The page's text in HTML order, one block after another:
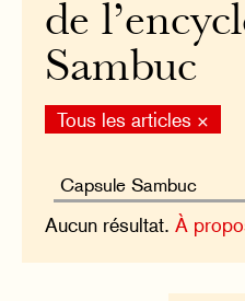
de
Sambuc
Tous les articles ×
Aucun résultat.À